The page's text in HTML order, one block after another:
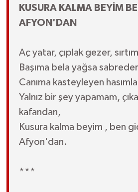
KUSURA KALMA BEYİM
AFYON'DAN
Aç yatar, çıplak gezer,
Başıma bela yağsa sabreder
Canıma kasteyleyen hasımla
Yalnız bir şey yapamam,
kafandan,
Kusura kalma beyim , ben
Afyon'dan.
***